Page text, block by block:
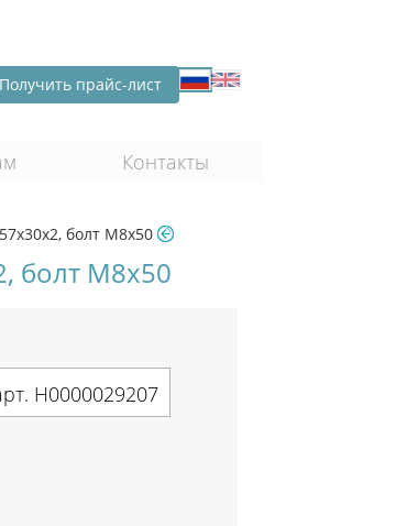
Получить прайс-лист
Контакты
болт М8х50
болт М8х50
Н0000029207